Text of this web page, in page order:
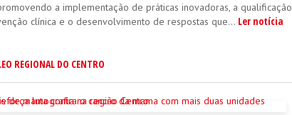
a implementação de práticas inovadoras, a qualificação
clínica e o desenvolvimento de respostas que... Ler notícia
REGIONAL DO CENTRO